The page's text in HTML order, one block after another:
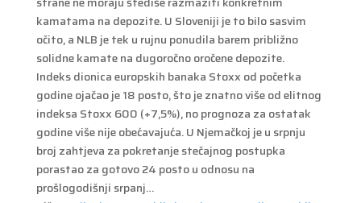
kamatama na depozite. U Sloveniji je to bilo sasvim
očito, a NLB je tek u rujnu ponudila barem približno
solidne kamate na dugoročno oročene depozite.
Indeks dionica europskih banaka Stoxx od početka
godine ojačao je 18 posto, što je znatno više od elitnog
indeksa Stoxx 600 (+7,5%), no prognoza za ostatak
godine više nije obećavajuća. U Njemačkoj je u srpnju
broj zahtjeva za pokretanje stečajnog postupka
porastao za gotovo 24 posto u odnosu na
prošlogodišnji srpanj…